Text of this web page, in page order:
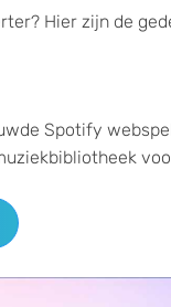
Hier zijn de
Spotify